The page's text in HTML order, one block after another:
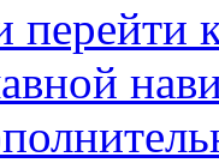
перейти